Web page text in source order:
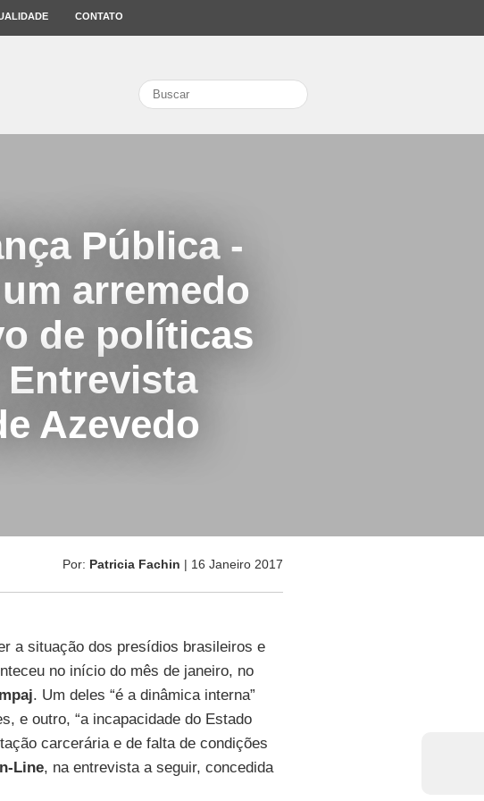
CONTATO
search
Pública -
arremedo
de políticas
Entrevista
Azevedo
Por: Patricia Fachin | 16 Janeiro 2017
a situação dos presídios brasileiros e
no início do mês de janeiro, no
. Um deles “é a dinâmica interna”
e outro, “a incapacidade do Estado
carcerária e de falta de condições
Line, na entrevista a seguir, concedida